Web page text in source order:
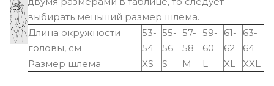
выбирать меньший размер шлема.
Длина окружности
головы, см
53-
54
55-
56
57-
58
59-
60
61-
62
63-
64
Размер шлема
XS S M L XL XXL